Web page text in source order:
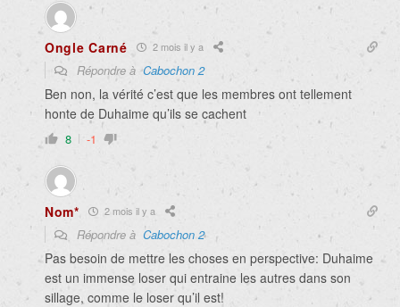
Ongle Carné 2 mois il y a
Répondre àCabochon 2
Ben non, la vérité c’est que les membres ont tellement
honte de Duhaime qu’ils se cachent
8 -1
Nom* 2 mois il y a
Répondre à Cabochon 2
Pas besoin de mettre les choses en perspective: Duhaime
est un immense loser qui entraine les autres dans son
sillage, comme le loser qu’il est!